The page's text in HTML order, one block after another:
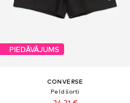
PIEDĀVĀJUMS
CONVERSE
Peldšorti